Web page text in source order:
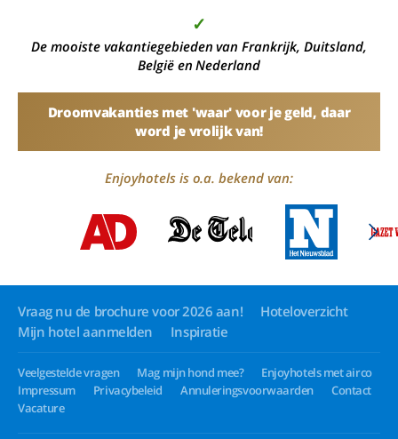
✓
De mooiste vakantiegebieden van Frankrijk, Duitsland,
België en Nederland
Droomvakanties met 'waar' voor je geld, daar
word je vrolijk van!
Enjoyhotels is o.a. bekend van:
Vraag nu de brochure voor 2026 aan!
Hoteloverzicht
Mijn hotel aanmelden
Inspiratie
Veelgestelde vragen Mag mijn hond mee?
Enjoyhotels met airco
Impressum
Privacybeleid Annuleringsvoorwaarden
Contact
Vacature